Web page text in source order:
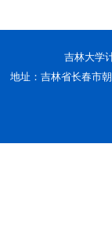
吉林大学
地址：吉林省长春市